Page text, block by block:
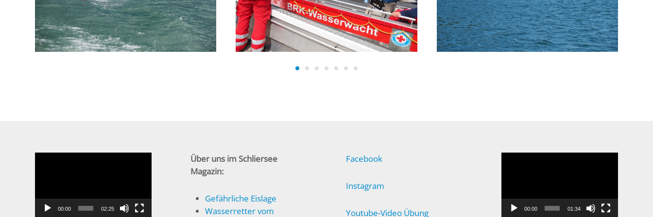
00:00 02:25
Über uns im Schliersee
Magazin:
Gefährliche Eislage
Wasserretter vom
Facebook
Instagram
Youtube-Video Übung 00:00 01:34